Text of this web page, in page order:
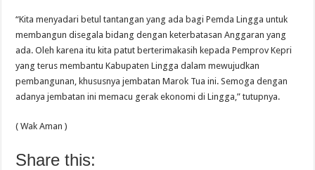
“Kita menyadari betul tantangan yang ada bagi Pemda Lingga untuk
membangun disegala bidang dengan keterbatasan Anggaran yang
ada. Oleh karena itu kita patut berterimakasih kepada Pemprov Kepri
yang terus membantu Kabupaten Lingga dalam mewujudkan
pembangunan, khususnya jembatan Marok Tua ini. Semoga dengan
adanya jembatan ini memacu gerak ekonomi di Lingga,” tutupnya.
( Wak Aman )
Share this: